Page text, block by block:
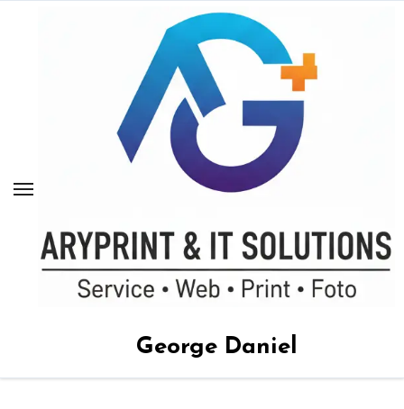
George Daniel